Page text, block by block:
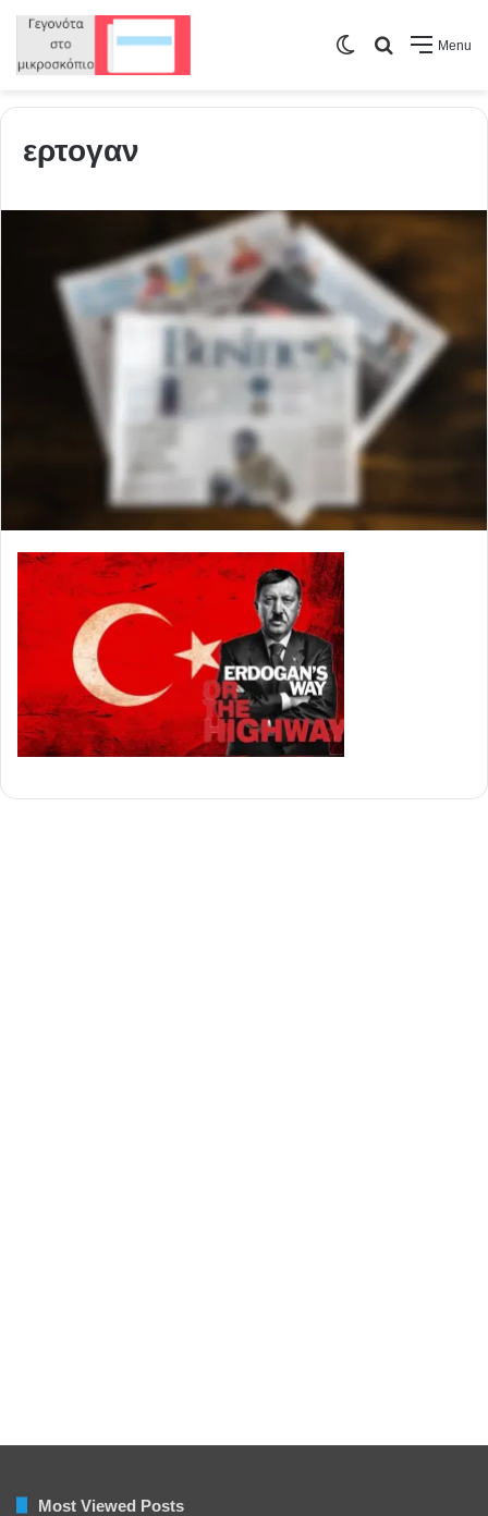
Menu
Search
Switch
ερτογαν
Most Viewed Posts